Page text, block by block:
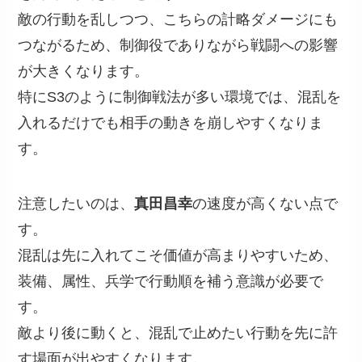
敵の行動を乱しつつ、こちらの計略ダメージにも
つながるため、制御役でありながら戦闘への影響
が大きくなります。
特にS3のように制御戦法が多い環境では、混乱を
入れるだけでも相手の動きを崩しやすくなりま
す。
注意したいのは、真田昌幸の速度が高くない点で
す。
混乱は先に入れてこそ価値が高まりやすいため、
装備、属性、兵学で行動順を補う意識が必要で
す。
敵より後に動くと、混乱で止めたい行動を先に許